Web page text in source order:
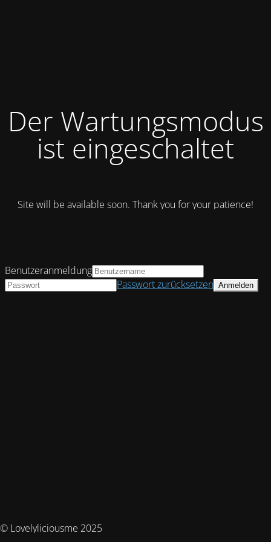
Der Wartungsmodus
ist eingeschaltet
Site will be available soon. Thank you for your patience!
© Lovelyliciousme 2025
Benutzeranmeldung
Passwort zurücksetzen